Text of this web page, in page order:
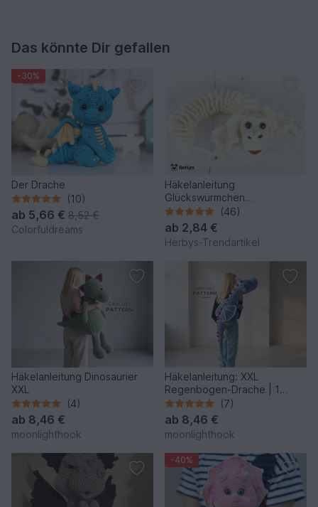
Das könnte Dir gefallen
-30%
Der Drache
(10)
ab 5,66 € 8,52 €
Colorfuldreams
Häkelanleitung
Glückswürmchen
"Glücksdrache"
(46)
ab 2,84 €
Herbys-Trendartikel
Häkelanleitung Dinosaurier
XXL
(4)
ab 8,46 €
moonlighthook
Häkelanleitung: XXL
Regenbogen-Drache | 1
Anleitung - 2 Größen
(7)
ab 8,46 €
moonlighthook
-40%